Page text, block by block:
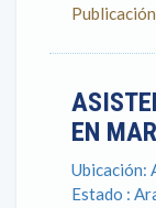
EN
Ubicación:
Estado :